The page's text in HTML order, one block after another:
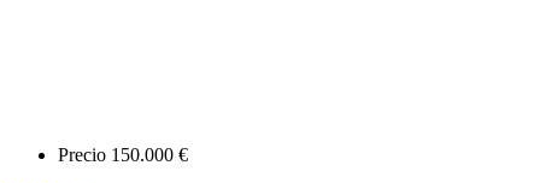
Precio 150.000 €